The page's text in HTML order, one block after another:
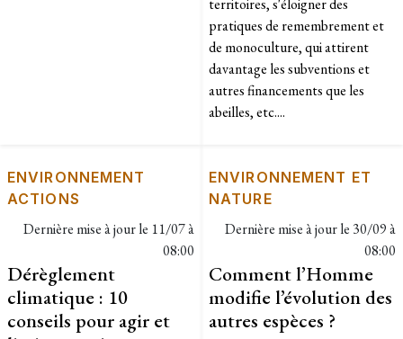
territoires, s'éloigner des
pratiques de remembrement et
de monoculture, qui attirent
davantage les subventions et
autres financements que les
abeilles, etc....
ENVIRONNEMENT
ACTIONS
Dernière mise à jour le 11/07 à
08:00
Dérèglement
climatique : 10
conseils pour agir et
ENVIRONNEMENT ET
NATURE
Dernière mise à jour le 30/09 à
08:00
Comment l’Homme
modifie l’évolution des
autres espèces ?